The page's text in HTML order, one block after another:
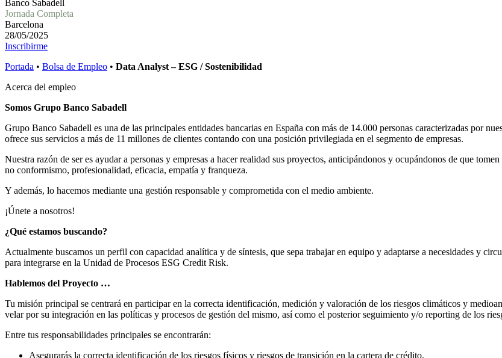
Banco Sabadell
Jornada Completa
Barcelona
28/05/2025
Inscribirme
Portada • Bolsa de Empleo • Data Analyst – ESG / Sostenibilidad
Acerca del empleo
Somos Grupo Banco Sabadell
Grupo Banco Sabadell es una de las principales entidades bancarias en España con más de 14.000 personas caracterizadas por
ofrece sus servicios a más de 11 millones de clientes contando con una posición privilegiada en el segmento de empresas.
Nuestra razón de ser es ayudar a personas y empresas a hacer realidad sus proyectos, anticipándonos y ocupándonos de que
no conformismo, profesionalidad, eficacia, empatía y franqueza.
Y además, lo hacemos mediante una gestión responsable y comprometida con el medio ambiente.
¡Únete a nosotros!
¿Qué estamos buscando?
Actualmente buscamos un perfil con capacidad analítica y de síntesis, que sepa trabajar en equipo y adaptarse a necesidades y
para integrarse en la Unidad de Procesos ESG Credit Risk.
Hablemos del Proyecto …
Tu misión principal se centrará en participar en la correcta identificación, medición y valoración de los riesgos climáticos y
velar por su integración en las políticas y procesos de gestión del mismo, así como el posterior seguimiento y/o reporting de los
Entre tus responsabilidades principales se encontrarán:
Asegurarás la correcta identificación de los riesgos físicos y riesgos de transición en la cartera de crédito.